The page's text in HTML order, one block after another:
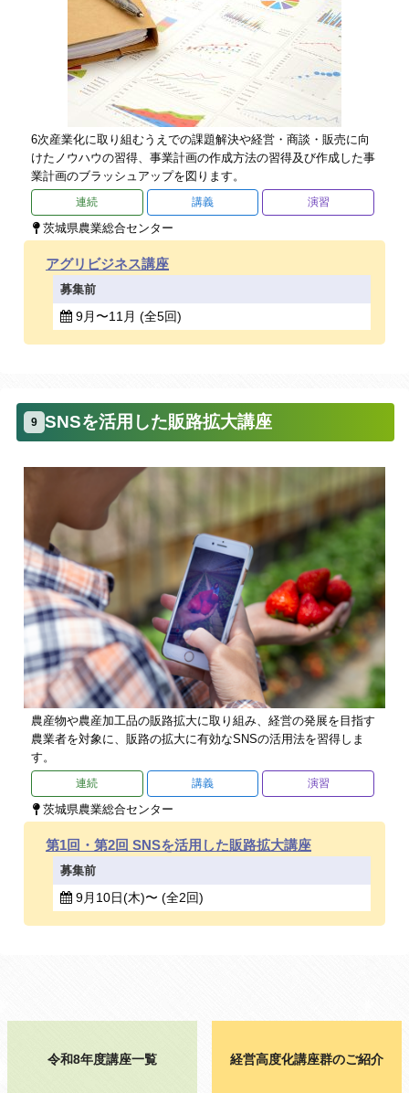
6次産業化に取り組むうえでの課題解決や経営・商談・販売に向
けたノウハウの習得、事業計画の作成方法の習得及び作成した事
業計画のブラッシュアップを図ります。
連続 講義 演習
茨城県農業総合センター
アグリビジネス講座
募集前
9月〜11月 (全5回)
9 SNSを活用した販路拡大講座
農産物や農産加工品の販路拡大に取り組み、経営の発展を目指す
農業者を対象に、販路の拡大に有効なSNSの活用法を習得しま
す。
連続 講義 演習
茨城県農業総合センター
第1回・第2回 SNSを活用した販路拡大講座
募集前
9月10日(木)〜 (全2回)
令和8年度講座一覧 経営高度化講座群のご紹介